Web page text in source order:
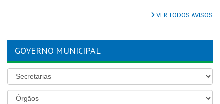
VER TODOS AVISOS
GOVERNO MUNICIPAL